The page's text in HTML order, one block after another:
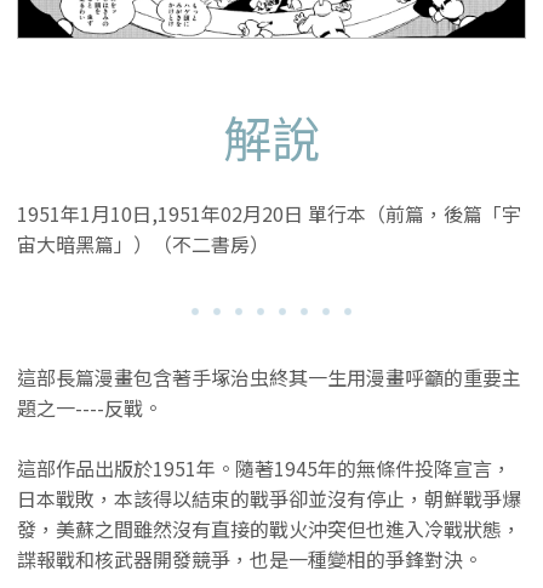
解說
1951年1月10日,1951年02月20日 單行本（前篇，後篇「宇
宙大暗黑篇」）（不二書房）
這部長篇漫畫包含著手塚治虫終其一生用漫畫呼籲的重要主
題之一----反戰。
這部作品出版於1951年。隨著1945年的無條件投降宣言，
日本戰敗，本該得以結束的戰爭卻並沒有停止，朝鮮戰爭爆
發，美蘇之間雖然沒有直接的戰火沖突但也進入冷戰狀態，
諜報戰和核武器開發競爭，也是一種變相的爭鋒對決。